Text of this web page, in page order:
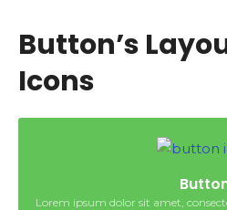
Button’s
Icons
Lorem ipsum dolor sit amet,